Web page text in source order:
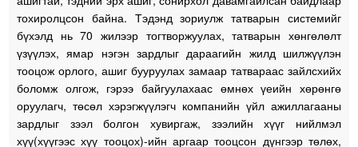
тохиролцсон байна. Тэдэнд зориулж татварын системийг
бүхэлд нь 70 жилээр тогтворжуулах, татварын хөнгөлөлт
үзүүлэх, ямар нэгэн зардлыг дараагийн жилд шилжүүлэн
тооцож орлого, ашиг бууруулах замаар татвараас зайлсхийх
боломж олгож, гэрээ байгуулахаас өмнөх үеийн хөрөнгө
оруулагч, төсөл хэрэгжүүлэгч компанийн үйл ажиллагааны
зардлыг зээл болгон хувиргаж, зээлийн хүүг нийлмэл
хүү(хүүгээс хүү тооцох)-ийн аргаар тооцсон дүнгээр төлөх,